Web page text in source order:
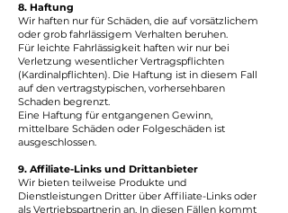
8. Haftung
Wir haften nur für Schäden, die auf vorsätzlichem
oder grob fahrlässigem Verhalten beruhen.
Für leichte Fahrlässigkeit haften wir nur bei
Verletzung wesentlicher Vertragspflichten
(Kardinalpflichten). Die Haftung ist in diesem Fall
auf den vertragstypischen, vorhersehbaren
Schaden begrenzt.
Eine Haftung für entgangenen Gewinn,
mittelbare Schäden oder Folgeschäden ist
ausgeschlossen.
9. Affiliate-Links und Drittanbieter
Wir bieten teilweise Produkte und
Dienstleistungen Dritter über Affiliate-Links oder
als Vertriebspartnerin an. In diesen Fällen kommt